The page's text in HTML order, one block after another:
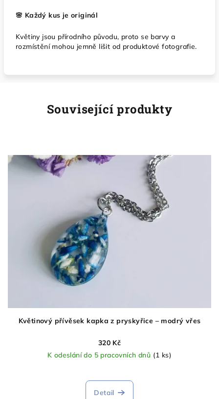
🌸 Každý kus je originál
Květiny jsou přírodního původu, proto se barvy a
rozmístění mohou jemně lišit od produktové fotografie.
Související produkty
Květinový přívěsek kapka z pryskyřice – modrý vřes
320 Kč
K odeslání do 5 pracovních dnů (1 ks)
Detail